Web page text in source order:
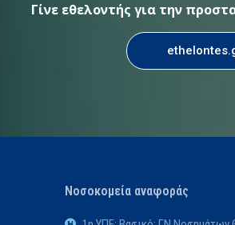
Γίνε εθελοντής για την
Νοσοκομεία αναφοράς